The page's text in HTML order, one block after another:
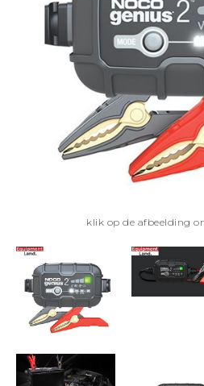
klik op de afbeelding